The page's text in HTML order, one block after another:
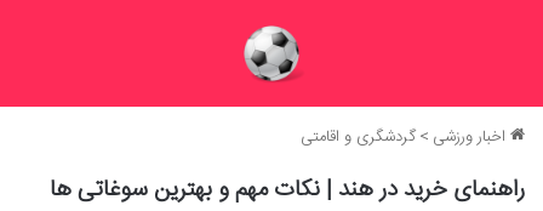
اخبار ورزشی >گردشگری و اقامتی
راهنمای خرید در هند | نکات مهم و بهترین سوغاتی ها